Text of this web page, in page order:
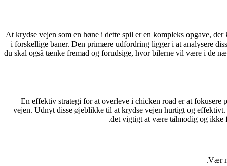
At krydse vejen som en høne i dette spil er en kompleks opgave,
i forskellige baner. Den primære udfordring ligger i at analysere
du skal også tænke fremad og forudsige, hvor bilerne vil være i de
En effektiv strategi for at overleve i chicken road er at fokusere
vejen. Udnyt disse øjeblikke til at krydse vejen hurtigt og
det vigtigt at være tålmodig og ikke
Vær